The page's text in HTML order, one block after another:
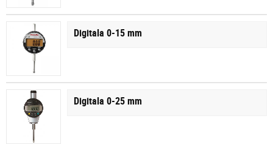
Digitala 0-15 mm
Digitala 0-25 mm